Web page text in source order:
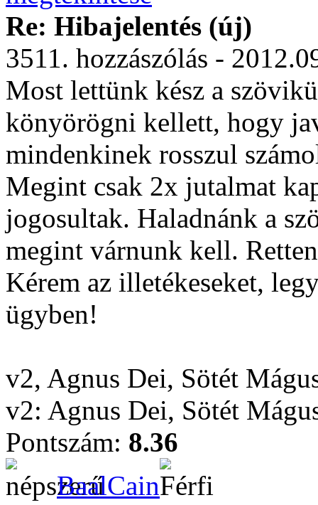
Re: Hibajelentés (új)
3511. hozzászólás -
Most lettünk kész a
könyörögni kellett, hogy
mindenkinek rosszul
Megint csak 2x jutalmat
jogosultak. Haladnánk a
megint várnunk kell.
Kérem az illetékeseket,
ügyben!
v2, Agnus Dei, Sötét
v2: Agnus Dei, Sötét
Pontszám: 8.36
BaalCain